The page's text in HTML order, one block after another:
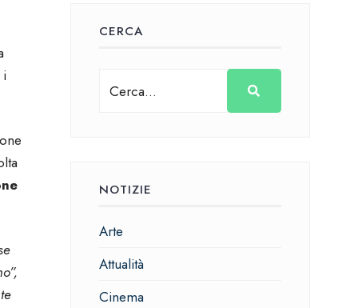
i
CERCA
NOTIZIE
Arte
Attualità
Cinema